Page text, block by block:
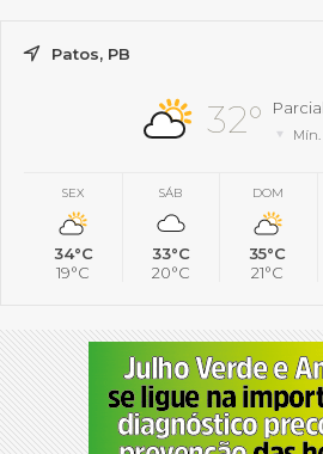
Patos, PB
32°
SEX
34°C
19°C
SÁB
33°C
20°C
DOM
35°C
21°C